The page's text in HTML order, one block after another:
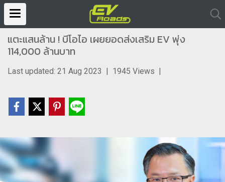
แตะแสนล้าน ! บีโอไอ เผยยอดส่งเสริม EV พุ่ง
114,000 ล้านบาท
Last updated: 21 Aug 2023 | 1945 Views |